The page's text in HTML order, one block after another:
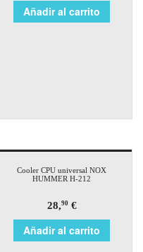
Añadir al carrito
Cooler CPU universal NOX
HUMMER H-212
28,90€
Añadir al carrito